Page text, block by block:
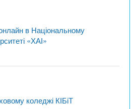
в Національному
«ХАІ»
коледжі КІБіТ